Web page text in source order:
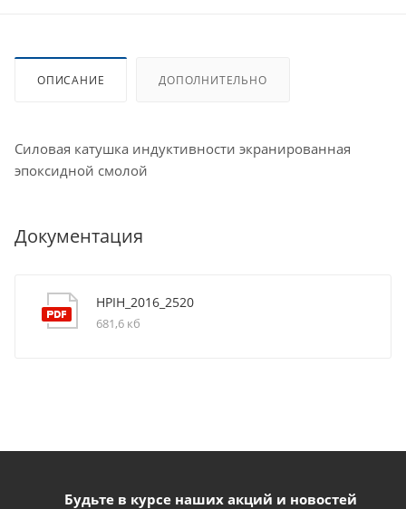
ОПИСАНИЕ ДОПОЛНИТЕЛЬНО
Силовая катушка индуктивности экранированная
эпоксидной смолой
Документация
HPIH_2016_2520
681,6 кб
Будьте в курсе наших акций и новостей